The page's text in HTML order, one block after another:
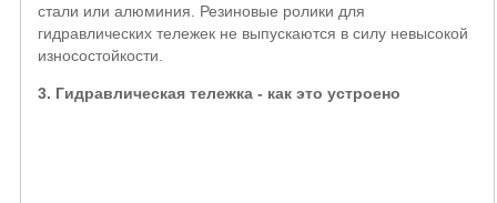
стали или алюминия. Резиновые ролики для
гидравлических тележек не выпускаются в силу невысокой
износостойкости.
3. Гидравлическая тележка - как это устроено